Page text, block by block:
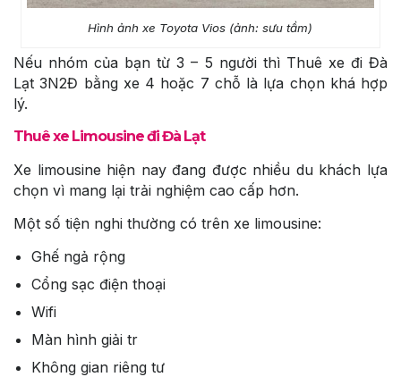
Hình ảnh xe Toyota Vios (ảnh: sưu tầm)
Nếu nhóm của bạn từ 3 – 5 người thì Thuê xe đi Đà
Lạt 3N2Đ bằng xe 4 hoặc 7 chỗ là lựa chọn khá hợp
lý.
Thuê xe Limousine đi Đà Lạt
Xe limousine hiện nay đang được nhiều du khách lựa
chọn vì mang lại trải nghiệm cao cấp hơn.
Một số tiện nghi thường có trên xe limousine:
Ghế ngả rộng
Cổng sạc điện thoại
Wifi
Màn hình giải tr
Không gian riêng tư